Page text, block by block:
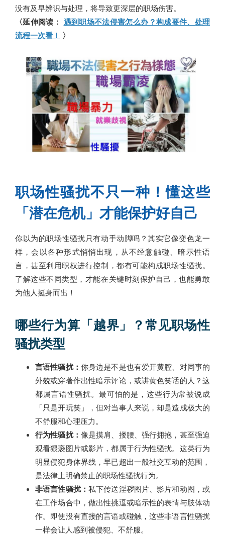
没有及早辨识与处理，将导致更深层的职场伤害。
〈延伸阅读： 遇到职场不法侵害怎么办？构成要件、处理
流程一次看！ 〉
职场性骚扰不只一种！懂这些
「潜在危机」才能保护好自己
你以为的职场性骚扰只有动手动脚吗？其实它像变色龙一
样，会以各种形式悄悄出现，从不经意触碰、暗示性语
言，甚至利用职权进行控制，都有可能构成职场性骚扰。
了解这些不同类型，才能在关键时刻保护自己，也能勇敢
为他人挺身而出！
哪些行为算「越界」？常见职场性
骚扰类型
言语性骚扰： 你身边是不是也有爱开黄腔、对同事的
外貌或穿著作出性暗示评论，或讲黄色笑话的人？这
都属言语性骚扰。最可怕的是，这些行为常被说成
「只是开玩笑」，但对当事人来说，却是造成极大的
不舒服和心理压力。
行为性骚扰： 像是摸肩、搂腰、强行拥抱，甚至强迫
观看猥亵图片或影片，都属于行为性骚扰。这类行为
明显侵犯身体界线，早已超出一般社交互动的范围，
是法律上明确禁止的职场性骚扰行为。
非语言性骚扰： 私下传送淫秽图片、影片和动图，或
在工作场合中，做出性挑逗或暗示性的表情与肢体动
作。即使没有直接的言语或碰触，这些非语言性骚扰
一样会让人感到被侵犯、不舒服。